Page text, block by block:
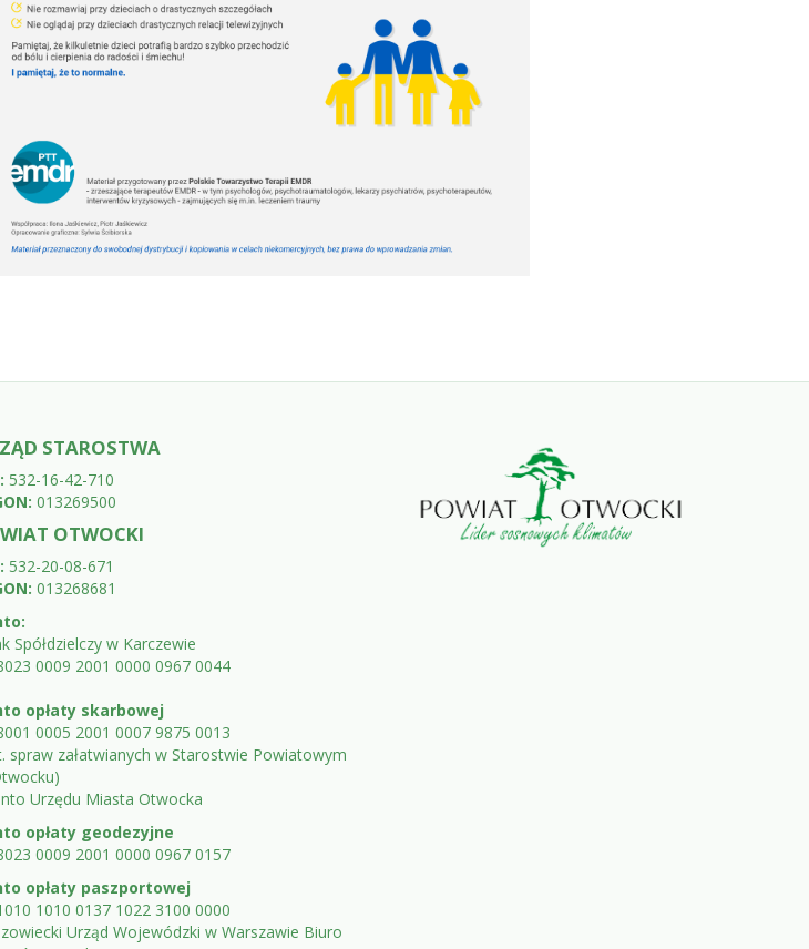
STAROSTWA
532-16-42-710
013269500
OTWOCKI
532-20-08-671
013268681
Spółdzielczy w Karczewie
0009 2001 0000 0967 0044
opłaty skarbowej
0005 2001 0007 9875 0013
spraw załatwianych w Starostwie Powiatowym
Urzędu Miasta Otwocka
opłaty geodezyjne
0009 2001 0000 0967 0157
opłaty paszportowej
1010 0137 1022 3100 0000
Urząd Wojewódzki w Warszawie Biuro